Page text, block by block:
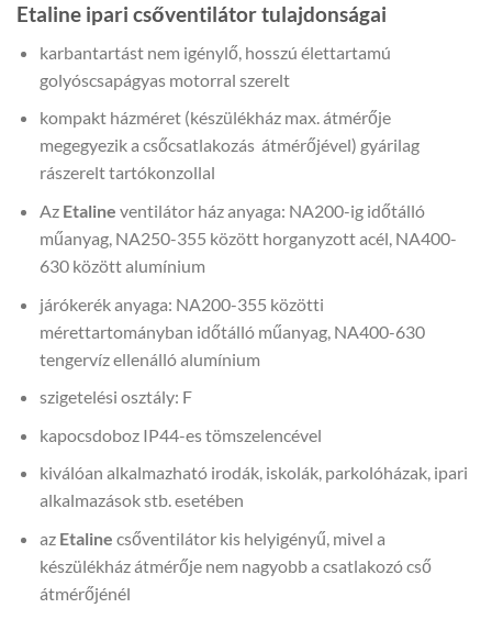
Etaline ipari csőventilátor tulajdonságai
karbantartást nem igénylő, hosszú élettartamú
golyóscsapágyas motorral szerelt
kompakt házméret (készülékház max. átmérője
megegyezik a csőcsatlakozás átmérőjével) gyárilag
rászerelt tartókonzollal
Az Etaline ventilátor ház anyaga: NA200-ig időtálló
műanyag, NA250-355 között horganyzott acél, NA400-
630 között alumínium
járókerék anyaga: NA200-355 közötti
mérettartományban időtálló műanyag, NA400-630
tengervíz ellenálló alumínium
szigetelési osztály: F
kapocsdoboz IP44-es tömszelencével
kiválóan alkalmazható irodák, iskolák, parkolóházak, ipari
alkalmazások stb. esetében
az Etaline csőventilátor kis helyigényű, mivel a
készülékház átmérője nem nagyobb a csatlakozó cső
átmérőjénél